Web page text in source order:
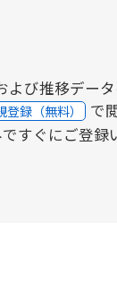
よび推移デー
登録（無料） で
すぐにご登録